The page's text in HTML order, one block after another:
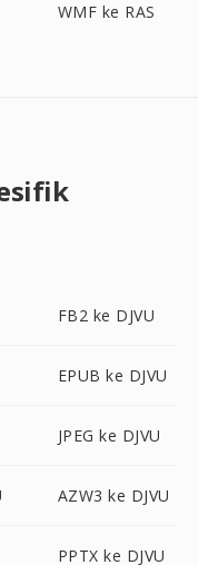
WMF ke RAS
FB2 ke DJVU
EPUB ke DJVU
JPEG ke DJVU
AZW3 ke DJVU
PPTX ke DJVU